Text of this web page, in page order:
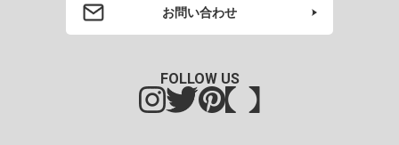
お問い合わせ
FOLLOW US